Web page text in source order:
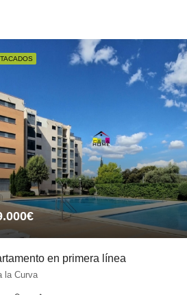
en primera línea
la Curva